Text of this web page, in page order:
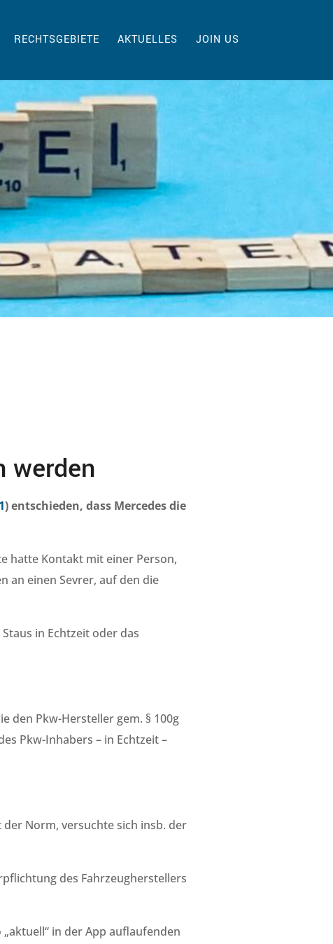
RECHTSGEBIETE AKTUELLES JOIN US
werden
) entschieden, dass Mercedes die
hatte Kontakt mit einer Person,
an einen Sevrer, auf den die
in Echtzeit oder das
den Pkw-Hersteller gem. § 100g
Pkw-Inhabers – in Echtzeit –
Norm, versuchte sich insb. der
des Fahrzeugherstellers
in der App auflaufenden